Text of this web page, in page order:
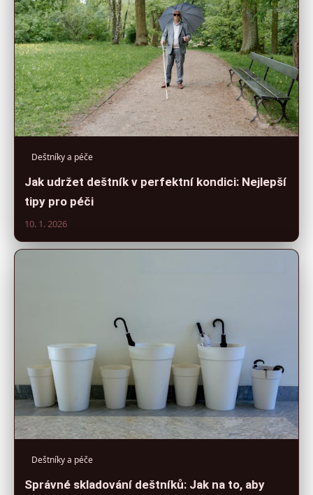
Deštníky a péče
Jak udržet deštník v perfektní kondici: Nejlepší
tipy pro péči
10. 1. 2026
Deštníky a péče
Správné skladování deštníků: Jak na to, aby